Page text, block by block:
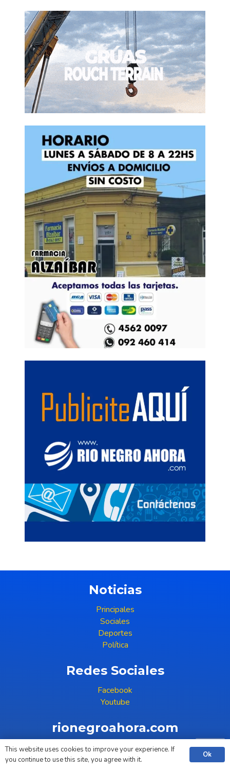
Noticias
Principales
Sociales
Deportes
Política
Redes Sociales
Facebook
Youtube
rionegroahora.com
(+598) 99 396 386
COPYRIGHT © 2023
This website uses cookies to improve your experience. If
you continue to use this site, you agree with it.
Ok